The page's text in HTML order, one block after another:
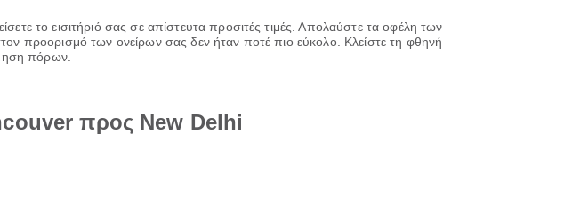
το εισιτήριό σας σε απίστευτα προσιτές τιμές. Απολαύστε τα οφέλη των
προορισμό των ονείρων σας δεν ήταν ποτέ πιο εύκολο. Κλείστε τη φθηνή
πόρων.
προς New Delhi